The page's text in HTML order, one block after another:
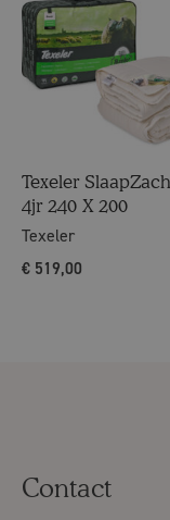
Texeler
4jr 240 X 200
Texeler
€ 519,00
Contact